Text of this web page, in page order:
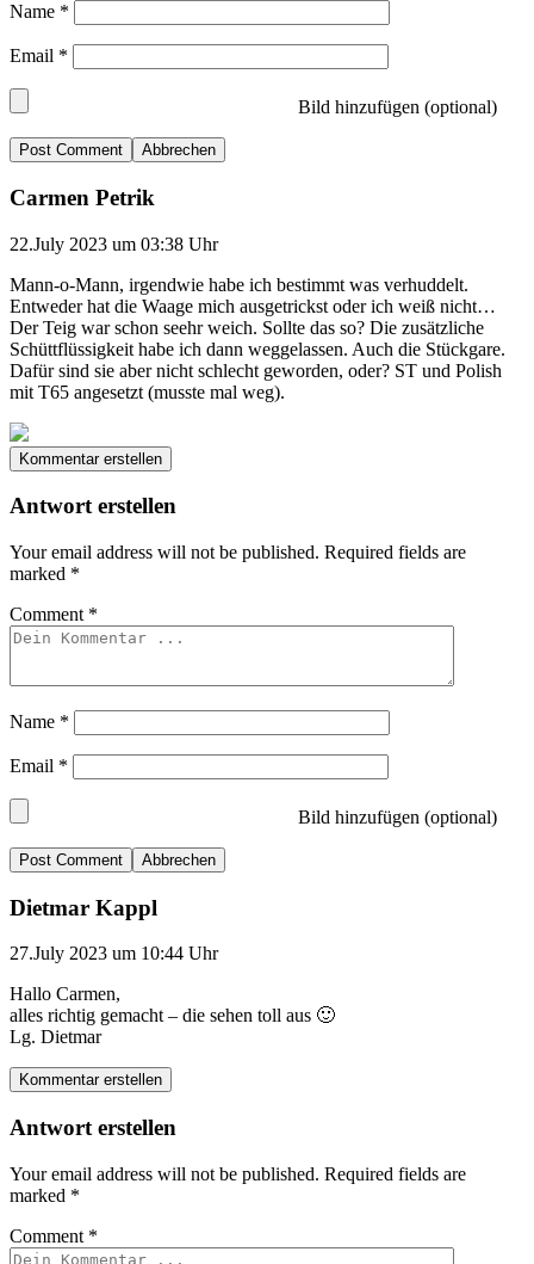
Name *
Email *
Bild hinzufügen (optional)
Abbrechen
Carmen Petrik
22.July 2023 um 03:38 Uhr
Mann-o-Mann, irgendwie habe ich bestimmt was verhuddelt.
Entweder hat die Waage mich ausgetrickst oder ich weiß nicht…
Der Teig war schon seehr weich. Sollte das so? Die zusätzliche
Schüttflüssigkeit habe ich dann weggelassen. Auch die Stückgare.
Dafür sind sie aber nicht schlecht geworden, oder? ST und Polish
mit T65 angesetzt (musste mal weg).
Kommentar erstellen
Antwort erstellen
Your email address will not be published. Required fields are
marked *
Comment *
Name *
Email *
Bild hinzufügen (optional)
Abbrechen
Dietmar Kappl
27.July 2023 um 10:44 Uhr
Hallo Carmen,
alles richtig gemacht – die sehen toll aus 🙂
Lg. Dietmar
Kommentar erstellen
Antwort erstellen
Your email address will not be published. Required fields are
marked *
Comment *